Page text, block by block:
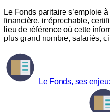
Le Fonds paritaire s’emploie
financière, irréprochable,
lieu de référence où cette
plus grand nombre, salariés,
Le Fonds, ses